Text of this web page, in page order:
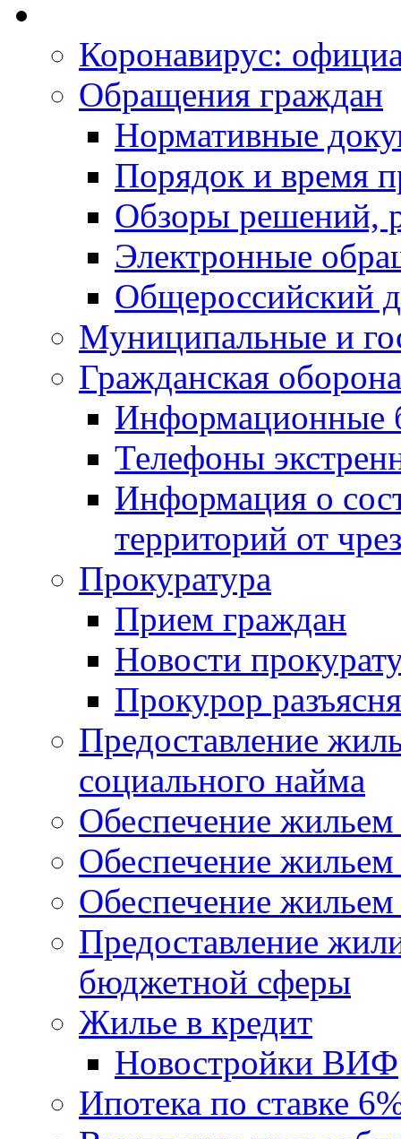
Коронавирус:
Обращения граждан
Нормативные
Порядок и время
Обзоры решений,
Электронные
Общероссийский
Муниципальные и
Гражданская
Информационные
Телефоны
Информация о
территорий от
Прокуратура
Прием граждан
Новости
Прокурор
Предоставление
социального найма
Обеспечение
Обеспечение
Обеспечение жильем
Предоставление
бюджетной сферы
Жилье в кредит
Новостройки ВИФ
Ипотека по ставке